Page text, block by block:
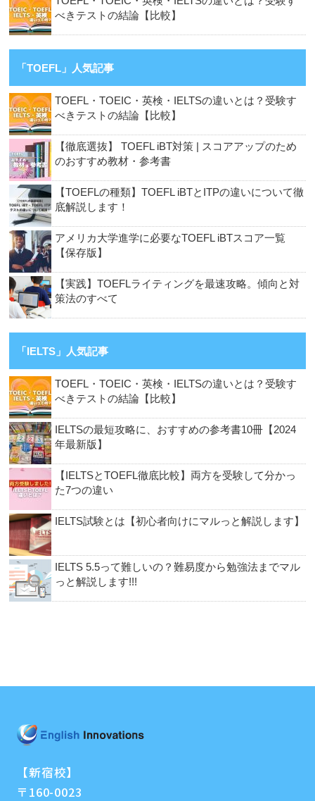
べきテストの結論【比較】
「TOEFL」人気記事
TOEFL・TOEIC・英検・IELTSの違いとは？受験す
べきテストの結論【比較】
【徹底選抜】 TOEFL iBT対策 | スコアアップのため
のおすすめ教材・参考書
【TOEFLの種類】TOEFL iBTとITPの違いについて徹
底解説します！
アメリカ大学進学に必要なTOEFL iBTスコア一覧
【保存版】
【実践】TOEFLライティングを最速攻略。傾向と対
策法のすべて
「IELTS」人気記事
TOEFL・TOEIC・英検・IELTSの違いとは？受験す
べきテストの結論【比較】
IELTSの最短攻略に、おすすめの参考書10冊【2024
年最新版】
【IELTSとTOEFL徹底比較】両方を受験して分かっ
た7つの違い
IELTS試験とは【初心者向けにマルっと解説します】
IELTS 5.5って難しいの？難易度から勉強法までマル
っと解説します!!!
【新宿校】
〒160-0023